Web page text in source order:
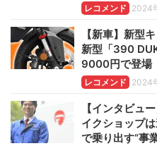
レコメンド 2024
【新車】新型
新型「390
9000円で登場
レコメンド 2024
【インタビュ
イクショップ
で乗り出す“事